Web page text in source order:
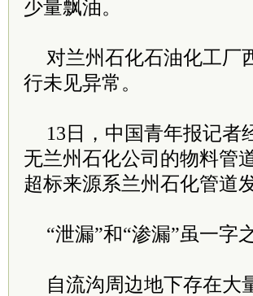
少量飘油。
对兰州石化石油化工厂
行未见异常。
13日，中国青年报记者
无兰州石化公司的物料管
超标来源系兰州石化管道
“泄漏”和“渗漏”虽一字
自流沟周边地下存在大